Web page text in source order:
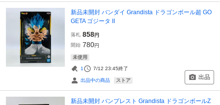
新品未開封 バンダイ Grandista ドラゴンボール超 GO
GETA ゴジータ II
落札 858円
開始 780円
未使用
1 7/12 23:45終了
出品中の商品 ストア 出品
新品未開封 バンプレスト Grandista ドラゴンボールZ